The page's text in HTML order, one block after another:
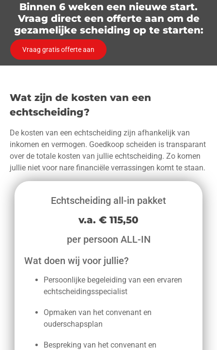
Binnen 6 weken een nieuwe start.
Vraag direct een offerte aan om de
gezamelijke scheiding op te starten:
Vraag gratis offerte aan
Wat zijn de kosten van een
echtscheiding?
De kosten van een echtscheiding zijn afhankelijk van
inkomen en vermogen. Goedkoop scheiden is transparant
over de totale kosten van jullie echtscheiding. Zo komen
jullie niet voor nare financiële verrassingen komt te staan.
Echtscheiding all-in pakket
v.a. € 115,50
per persoon ALL-IN
Wat doen wij voor jullie?
Persoonlijke begeleiding van een ervaren
echtscheidingsspecialist
Opmaken van het convenant en
ouderschapsplan
Bespreking van het convenant en